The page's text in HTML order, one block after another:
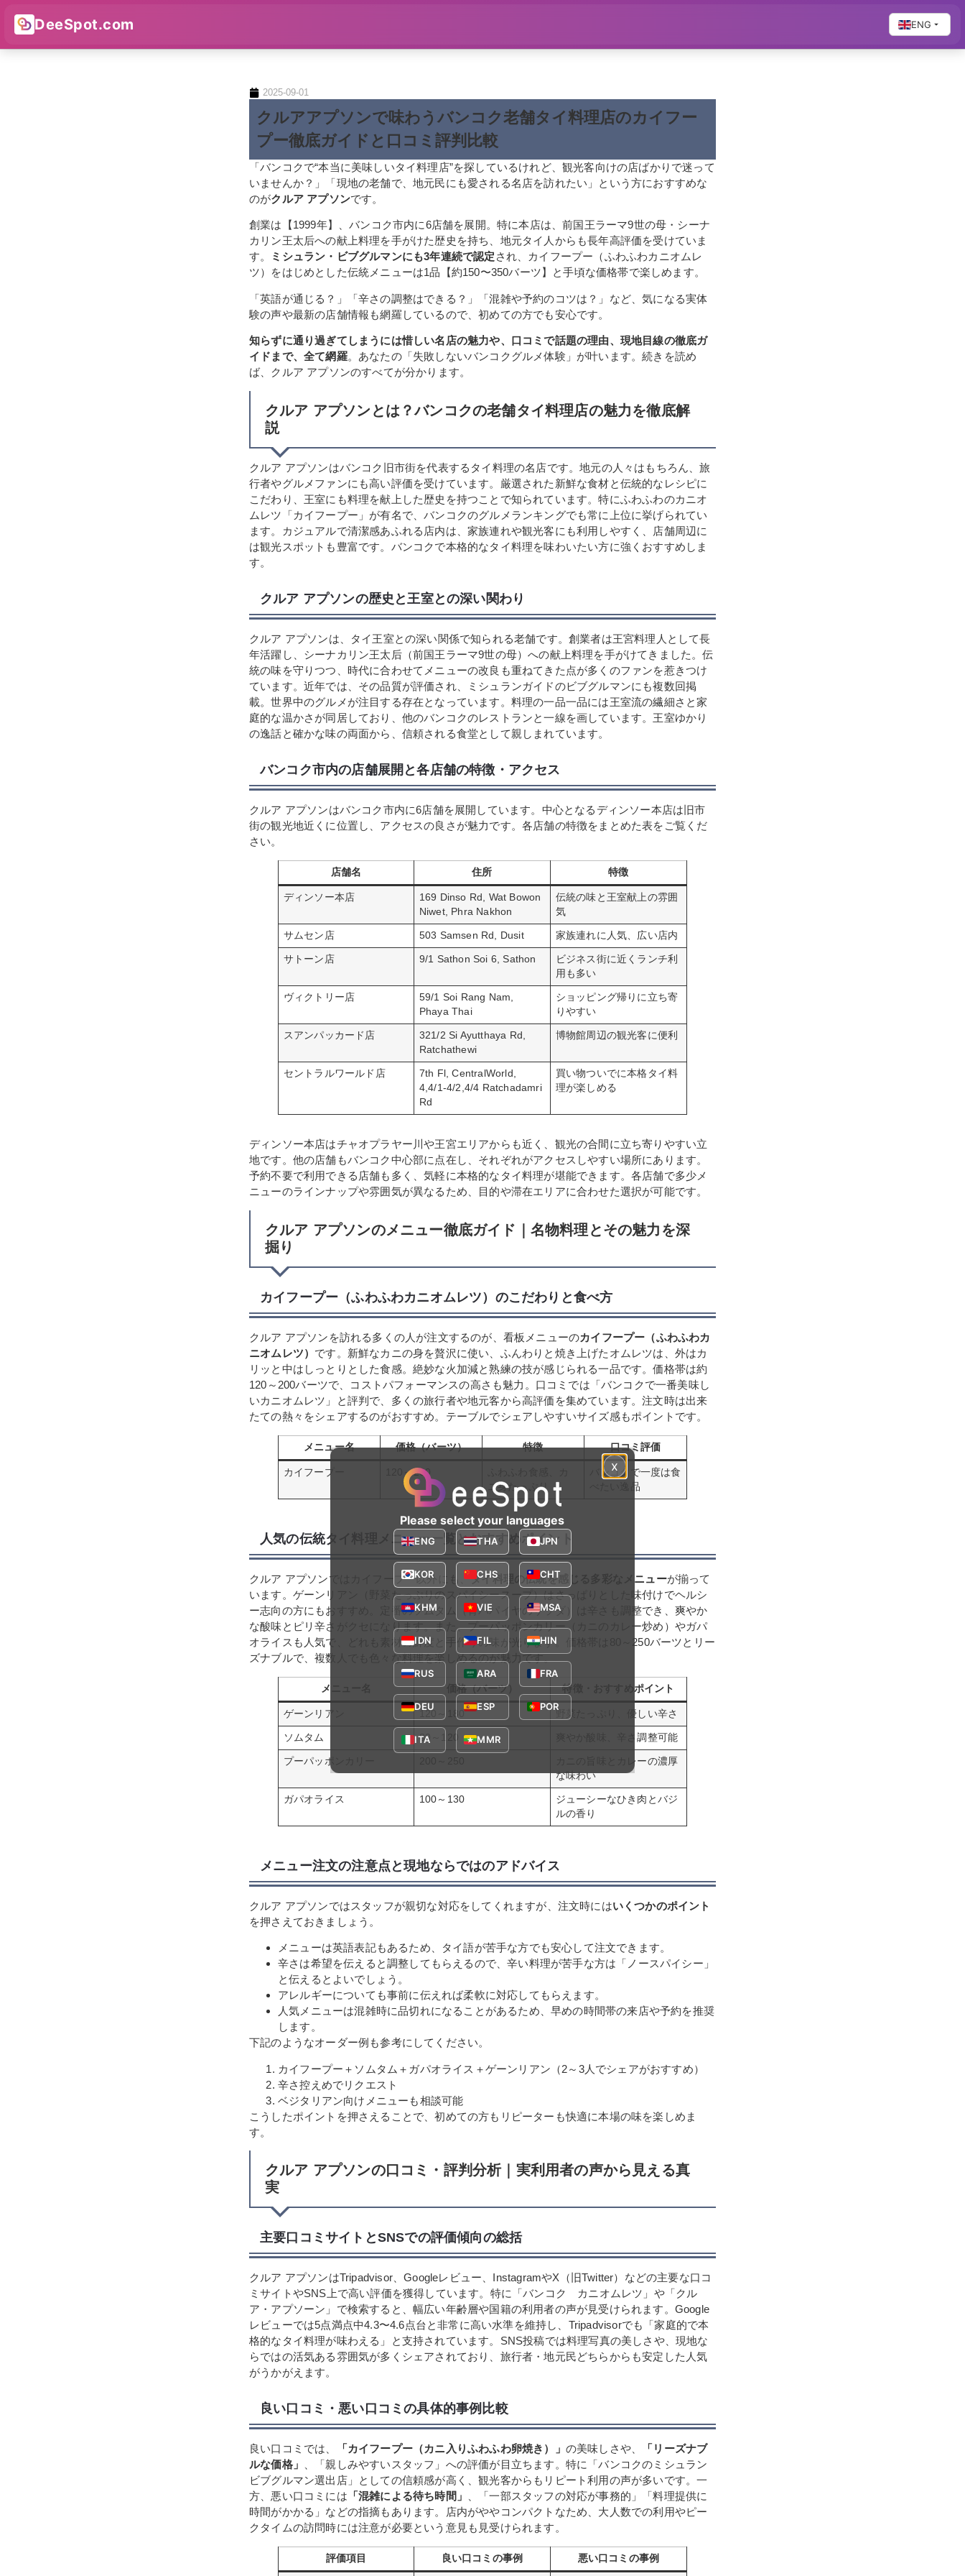
DeeSpot.com ENG
2025-09-01
クルアアプソンで味わうバンコク老舗タイ料理店のカイフー
プー徹底ガイドと口コミ評判比較
「バンコクで“本当に美味しいタイ料理店”を探しているけれど、観光客向けの店ばかりで迷って
いませんか？」「現地の老舗で、地元民にも愛される名店を訪れたい」という方におすすめな
のがクルア アプソンです。
創業は【1999年】、バンコク市内に6店舗を展開。特に本店は、前国王ラーマ9世の母・シーナ
カリン王太后への献上料理を手がけた歴史を持ち、地元タイ人からも長年高評価を受けていま
す。
ミシュラン・ビブグルマンにも3年連続で認定 され、カイフープー（ふわふわカニオムレ
ツ）をはじめとした伝統メニューは1品【約150〜350バーツ】と手頃な価格帯で楽しめます。
「英語が通じる？」「辛さの調整はできる？」「混雑や予約のコツは？」など、気になる実体
験の声や最新の店舗情報も網羅しているので、初めての方でも安心です。
知らずに通り過ぎてしまうには惜しい名店の魅力や、口コミで話題の理由、現地目線の徹底ガ
イドまで、全て網羅。あなたの「失敗しないバンコクグルメ体験」が叶います。続きを読め
ば、クルア アプソンのすべてが分かります。
クルア アプソンとは？バンコクの老舗タイ料理店の魅力を徹底解
説
クルア アプソンはバンコク旧市街を代表するタイ料理の名店です。地元の人々はもちろん、旅
行者やグルメファンにも高い評価を受けています。厳選された新鮮な食材と伝統的なレシピに
こだわり、王室にも料理を献上した歴史を持つことで知られています。特にふわふわのカニオ
ムレツ「カイフープー」が有名で、バンコクのグルメランキングでも常に上位に挙げられてい
ます。カジュアルで清潔感あふれる店内は、家族連れや観光客にも利用しやすく、店舗周辺に
は観光スポットも豊富です。バンコクで本格的なタイ料理を味わいたい方に強くおすすめしま
す。
クルア アプソンの歴史と王室との深い関わり
クルア アプソンは、タイ王室との深い関係で知られる老舗です。創業者は王宮料理人として長
年活躍し、シーナカリン王太后（前国王ラーマ9世の母）への献上料理を手がけてきました。伝
統の味を守りつつ、時代に合わせてメニューの改良も重ねてきた点が多くのファンを惹きつけ
ています。近年では、その品質が評価され、ミシュランガイドのビブグルマンにも複数回掲
載。世界中のグルメが注目する存在となっています。料理の一品一品には王室流の繊細さと家
庭的な温かさが同居しており、他のバンコクのレストランと一線を画しています。王室ゆかり
の逸話と確かな味の両面から、信頼される食堂として親しまれています。
バンコク市内の店舗展開と各店舗の特徴・アクセス
クルア アプソンはバンコク市内に6店舗を展開しています。中心となるディンソー本店は旧市
街の観光地近くに位置し、アクセスの良さが魅力です。各店舗の特徴をまとめた表をご覧くだ
さい。
店舗名 住所 特徴
ディンソー本店
169 Dinso Rd, Wat Bowon
Niwet, Phra Nakhon
伝統の味と王室献上の雰囲
気
サムセン店 503 Samsen Rd, Dusit 家族連れに人気、広い店内
サトーン店 9/1 Sathon Soi 6, Sathon
ビジネス街に近くランチ利
用も多い
ヴィクトリー店
59/1 Soi Rang Nam,
Phaya Thai
ショッピング帰りに立ち寄
りやすい
スアンパッカード店
321/2 Si Ayutthaya Rd,
Ratchathewi
博物館周辺の観光客に便利
セントラルワールド店
7th Fl, CentralWorld,
4,4/1-4/2,4/4 Ratchadamri
Rd
買い物ついでに本格タイ料
理が楽しめる
ディンソー本店はチャオプラヤー川や王宮エリアからも近く、観光の合間に立ち寄りやすい立
地です。他の店舗もバンコク中心部に点在し、それぞれがアクセスしやすい場所にあります。
予約不要で利用できる店舗も多く、気軽に本格的なタイ料理が堪能できます。各店舗で多少メ
ニューのラインナップや雰囲気が異なるため、目的や滞在エリアに合わせた選択が可能です。
クルア アプソンのメニュー徹底ガイド｜名物料理とその魅力を深
掘り
カイフープー（ふわふわカニオムレツ）のこだわりと食べ方
クルア アプソンを訪れる多くの人が注文するのが、看板メニューのカイフープー（ふわふわカ
ニオムレツ） です。新鮮なカニの身を贅沢に使い、ふんわりと焼き上げたオムレツは、外はカ
リッと中はしっとりとした食感。絶妙な火加減と熟練の技が感じられる一品です。価格帯は約
120～200バーツで、コストパフォーマンスの高さも魅力。口コミでは「バンコクで一番美味し
いカニオムレツ」と評判で、多くの旅行者や地元客から高評価を集めています。注文時は出来
たての熱々をシェアするのがおすすめ。テーブルでシェアしやすいサイズ感もポイントです。
メニュー名 価格（バーツ） 特徴 口コミ評価
カイフープー 120～200
ニ身たっぷり
バンコクで一度は食
べたい逸品
人気の伝統タイ料理メニュー一覧とおすすめポイント
クルア アプソンではカイフープー以外にも、タイ料理の伝統を感じる多彩なメニューが揃って
います。ゲーンリアン（野菜たっぷりのスパイシースープ）はさっぱりとした味付けでヘルシ
ー志向の方にもおすすめ。定番のソムタム（青パパイヤのサラダ）は辛さも調整でき、爽やか
な酸味とピリ辛さがクセになります。また、プーパッポンカリー（カニのカレー炒め）やガパ
オライスも人気で、どれも素材の鮮度と手作りの味が光ります。価格帯は80～250バーツとリー
ズナブルで、複数人でも色々な料理を楽しめるのが魅力です。
メニュー名 価格（バーツ） 特徴・おすすめポイント
ゲーンリアン 120～180 野菜たっぷり、優しい辛さ
ソムタム 80～120 爽やか酸味、辛さ調整可能
プーパッポンカリー
カニの旨味とカレーの濃厚
な味わい
ガパオライス 100～130
ジューシーなひき肉とバジ
ルの香り
メニュー注文の注意点と現地ならではのアドバイス
クルア アプソンではスタッフが親切な対応をしてくれますが、注文時にはいくつかのポイント
を押さえておきましょう。
メニューは英語表記もあるため、タイ語が苦手な方でも安心して注文できます。
辛さは希望を伝えると調整してもらえるので、辛い料理が苦手な方は「ノースパイシー」
と伝えるとよいでしょう。
アレルギーについても事前に伝えれば柔軟に対応してもらえます。
人気メニューは混雑時に品切れになることがあるため、早めの時間帯の来店や予約を推奨
します。
下記のようなオーダー例も参考にしてください。
カイフープー＋ソムタム＋ガパオライス＋ゲーンリアン（2～3人でシェアがおすすめ）
辛さ控えめでリクエスト
ベジタリアン向けメニューも相談可能
こうしたポイントを押さえることで、初めての方もリピーターも快適に本場の味を楽しめま
す。
クルア アプソンの口コミ・評判分析｜実利用者の声から見える真
実
主要口コミサイトとSNSでの評価傾向の総括
クルア アプソンはTripadvisor、Googleレビュー、InstagramやX（旧Twitter）などの主要な口コ
ミサイトやSNS上で高い評価を獲得しています。特に「バンコク カニオムレツ」や「クル
ア・アプソーン」で検索すると、幅広い年齢層や国籍の利用者の声が見受けられます。Google
レビューでは5点満点中4.3〜4.6点台と非常に高い水準を維持し、Tripadvisorでも「家庭的で本
格的なタイ料理が味わえる」と支持されています。SNS投稿では料理写真の美しさや、現地な
らではの活気ある雰囲気が多くシェアされており、旅行者・地元民どちらからも安定した人気
がうかがえます。
良い口コミ・悪い口コミの具体的事例比較
良い口コミでは、 「カイフープー（カニ入りふわふわ卵焼き）」 の美味しさや、
「リーズナブ
ルな価格」
、「親しみやすいスタッフ」への評価が目立ちます。特に「バンコクのミシュラン
ビブグルマン選出店」としての信頼感が高く、観光客からもリピート利用の声が多いです。一
方、悪い口コミには 「混雑による待ち時間」
、「一部スタッフの対応が事務的」「料理提供に
時間がかかる」などの指摘もあります。店内がややコンパクトなため、大人数での利用やピー
クタイムの訪問時には注意が必要という意見も見受けられます。
評価項目 良い口コミの事例 悪い口コミの事例
x
Please select your languages
ENG THA JPN
KOR CHS CHT
KHM VIE MSA
IDN FIL HIN
RUS ARA FRA
DEU ESP POR
ITA MMR